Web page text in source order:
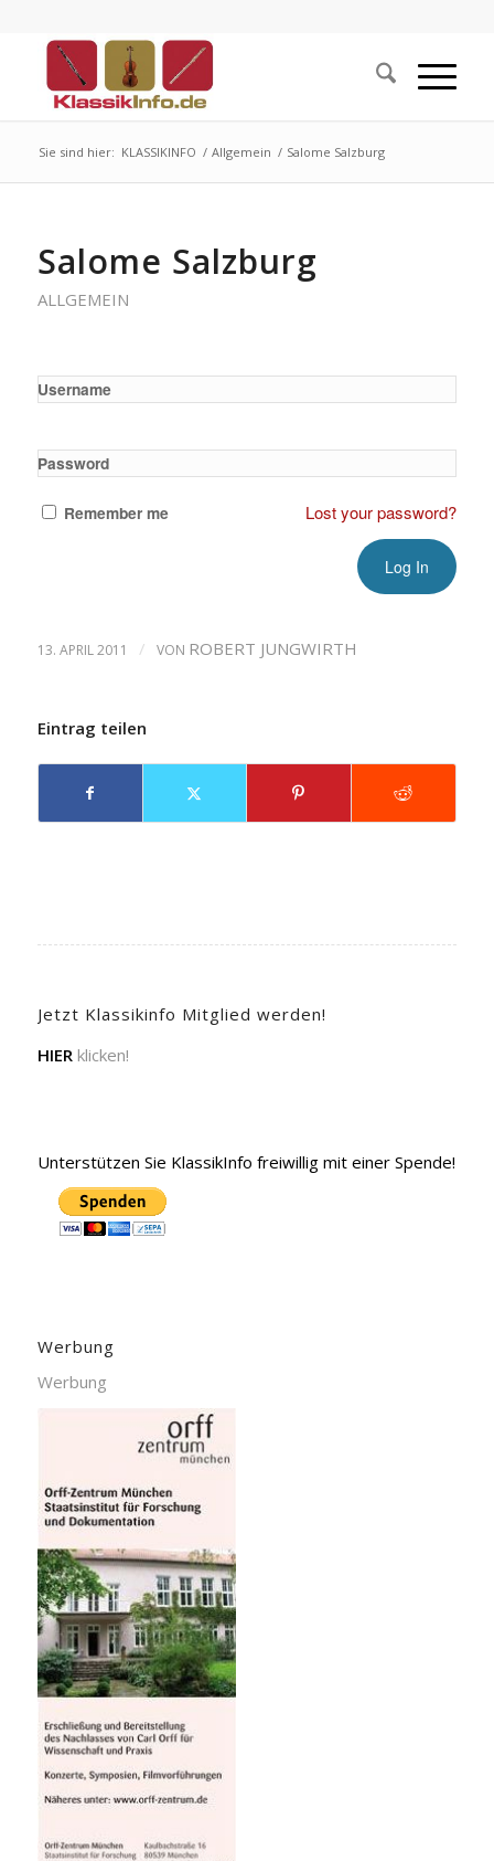
Sie sind hier: KLASSIKINFO / Allgemein / Salome Salzburg
Salome Salzburg
ALLGEMEIN
Username
Password
Remember me Lost your password?
13. APRIL 2011 / VON ROBERT JUNGWIRTH
Eintrag teilen
Jetzt Klassikinfo Mitglied werden!
HIER klicken!
Unterstützen Sie KlassikInfo freiwillig mit einer Spende!
Werbung
Werbung